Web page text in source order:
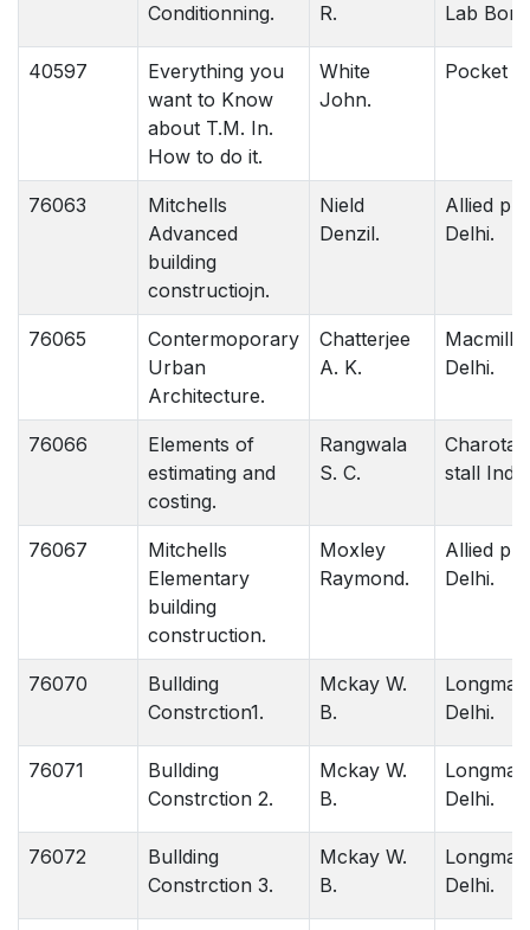
Conditionning.
R.
Lab
40597
Everything you
want to Know
about T.M. In.
How to do it.
White
John.
Pocket
76063
Mitchells
Advanced
building
constructiojn.
Nield
Denzil.
Allied
Delhi.
76065
Contermoporary
Urban
Architecture.
Chatterjee
A. K.
Delhi.
76066
Elements of
estimating and
costing.
Rangwala
S. C.
stall
76067
Mitchells
Elementary
building
construction.
Moxley
Raymond.
Allied
Delhi.
76070
Bullding
Constrction1.
Mckay W.
B.
Delhi.
76071
Bullding
Constrction 2.
Mckay W.
B.
Delhi.
76072
Bullding
Constrction 3.
Mckay W.
B.
Delhi.